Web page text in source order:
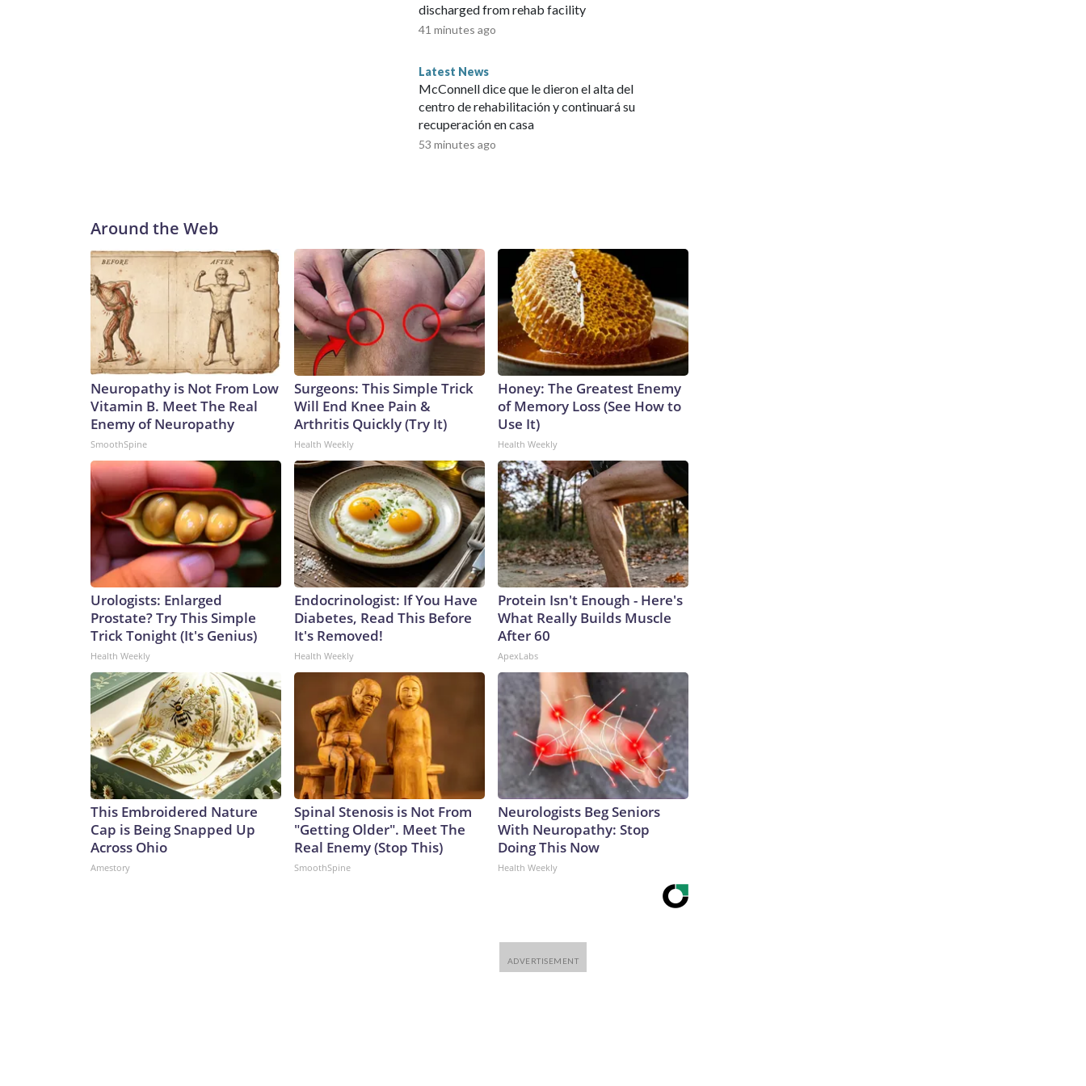
discharged from rehab facility
41 minutes ago
Latest News
McConnell dice que le dieron el alta del
centro de rehabilitación y continuará su
recuperación en casa
53 minutes ago
Around the Web
Neuropathy is Not From Low
Vitamin B. Meet The Real
Enemy of Neuropathy
SmoothSpine
Surgeons: This Simple Trick
Will End Knee Pain &
Arthritis Quickly (Try It)
Health Weekly
Honey: The Greatest Enemy
of Memory Loss (See How to
Use It)
Health Weekly
Urologists: Enlarged
Prostate? Try This Simple
Trick Tonight (It's Genius)
Health Weekly
Endocrinologist: If You Have
Diabetes, Read This Before
It's Removed!
Health Weekly
Protein Isn't Enough - Here's
What Really Builds Muscle
After 60
ApexLabs
This Embroidered Nature
Cap is Being Snapped Up
Across Ohio
Amestory
Spinal Stenosis is Not From
"Getting Older". Meet The
Real Enemy (Stop This)
SmoothSpine
Neurologists Beg Seniors
With Neuropathy: Stop
Doing This Now
Health Weekly